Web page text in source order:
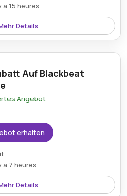
a 15 heures
Details
unglaublichen Rabatt von
Schulrucksack-Set sichern –
alle, die hochwertige
Preis suchen.
Auf Blackbeat
Angebot
erhalten
a 7 heures
Details